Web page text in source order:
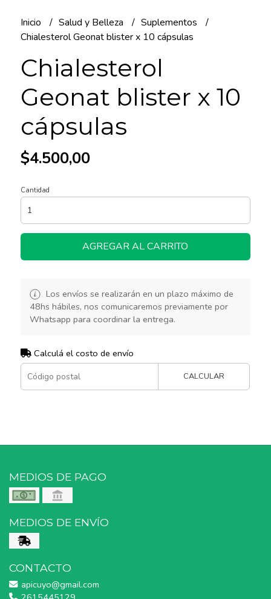
Inicio Salud y Belleza
Suplementos
Chialesterol Geonat blister x 10 cápsulas
Chialesterol
Geonat blister x 10
cápsulas
$4.500,00
Cantidad
AGREGAR AL CARRITO
Los envíos se realizarán en un plazo máximo de
48hs hábiles, nos comunicaremos previamente por
Whatsapp para coordinar la entrega.
Calculá el costo de envío
CALCULAR
MEDIOS DE PAGO
MEDIOS DE ENVÍO
CONTACTO
apicuyo@gmail.com